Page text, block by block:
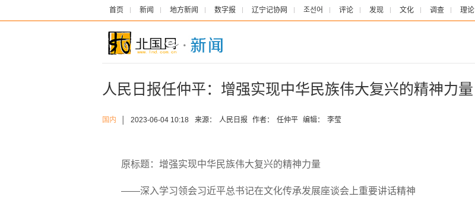
首页 新闻 地方新闻 数字报 辽宁记协网 조선어 评论 发现 文化 调查 理论
人民日报任仲平：增强实现中华民族伟大复兴的精神力量
国内 2023-06-04 10:18 来源： 人民日报 作者： 任仲平 编辑： 李莹
原标题：增强实现中华民族伟大复兴的精神力量
——深入学习领会习近平总书记在文化传承发展座谈会上重要讲话精神